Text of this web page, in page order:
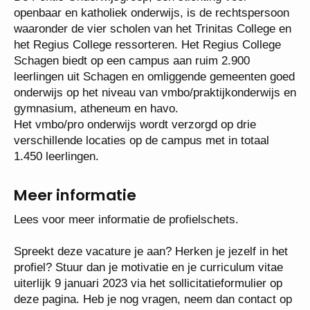
Organisatie
De Pontis Onderwijsgroep, een stichting voor
openbaar en katholiek onderwijs, is de
rechtspersoon waaronder de vier scholen van het
Trinitas College en het Regius College
ressorteren. Het Regius College Schagen biedt op
een campus aan ruim 2.900 leerlingen uit Schagen
en omliggende gemeenten goed onderwijs op het
niveau van vmbo/praktijkonderwijs en gymnasium,
atheneum en havo.
verschillende locaties op de campus met in totaal
1.450 leerlingen.
Meer informatie
Lees voor meer informatie de profielschets.
Spreekt deze vacature je aan? Herken je jezelf in